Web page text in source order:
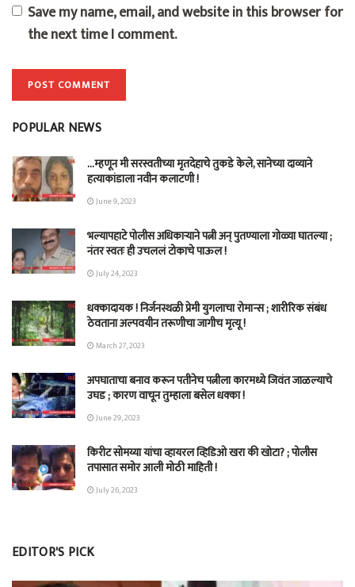
Save my name, email, and website in this browser for
the next time I comment.
POPULAR NEWS
…म्हणून मी सरस्वतीच्या मृतदेहाचे तुकडे केले, सानेच्या दाव्याने
हत्याकांडाला नवीन कलाटणी !
June 9, 2023
भल्यापहाटे पोलीस अधिकाऱ्याने पत्नी अन् पुतण्याला गोळ्या घातल्या ;
नंतर स्वतः ही उचललं टोकाचे पाऊल !
July 24, 2023
धक्कादायक ! निर्जनस्थळी प्रेमी युगलाचा रोमान्स ; शारीरिक संबंध
ठेवताना अल्पवयीन तरूणीचा जागीच मृत्यू !
March 27, 2023
अपघाताचा बनाव करून पतीनेच‎ पत्नीला कारमध्ये जिवंत जाळल्याचे
उघड ; कारण वाचून तुम्हाला बसेल धक्का !
June 29, 2023
किरीट सोमय्या यांचा व्हायरल व्हिडिओ खरा की खोटा? ; पोलीस
तपासात समोर आली मोठी माहिती !
July 26, 2023
EDITOR'S PICK